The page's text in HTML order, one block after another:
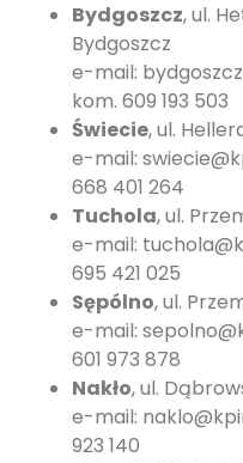
Bydgoszcz, ul.
Bydgoszcz
e-mail:
kom. 609 193 503
Świecie, ul.
e-mail:
668 401 264
Tuchola, ul.
e-mail:
695 421 025
Sępólno, ul.
e-mail:
601 973 878
Nakło, ul.
e-mail:
923 140